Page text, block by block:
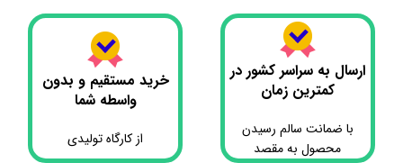
ارسال به سراسر کشور در
کمترین زمان
با ضمانت سالم رسیدن
محصول به مقصد
خرید مستقیم و بدون
واسطه شما
از کارگاه تولیدی